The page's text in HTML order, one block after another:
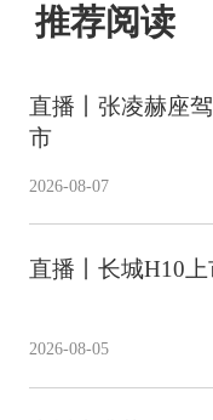
推荐阅读
直播丨张凌赫座
市
2026-08-07
直播丨长城H10
2026-08-05